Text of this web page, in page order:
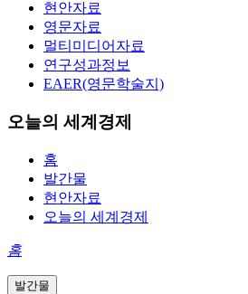
현안자료
영문자료
멀티미디어자료
연구성과정보
EAER(영문학술지)
오늘의 세계경제
홈
발간물
현안자료
오늘의 세계경제
홈
발간물